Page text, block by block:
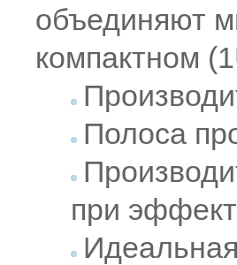
объединяют
компактном
Полоса
при